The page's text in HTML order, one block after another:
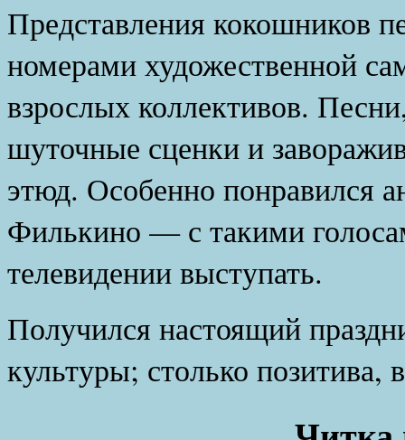
Представления кокошников
номерами художественной
взрослых коллективов.
шуточные сценки и
этюд. Особенно понравился
Филькино — с такими
телевидении выступать.
Получился настоящий
культуры; столько позитива,